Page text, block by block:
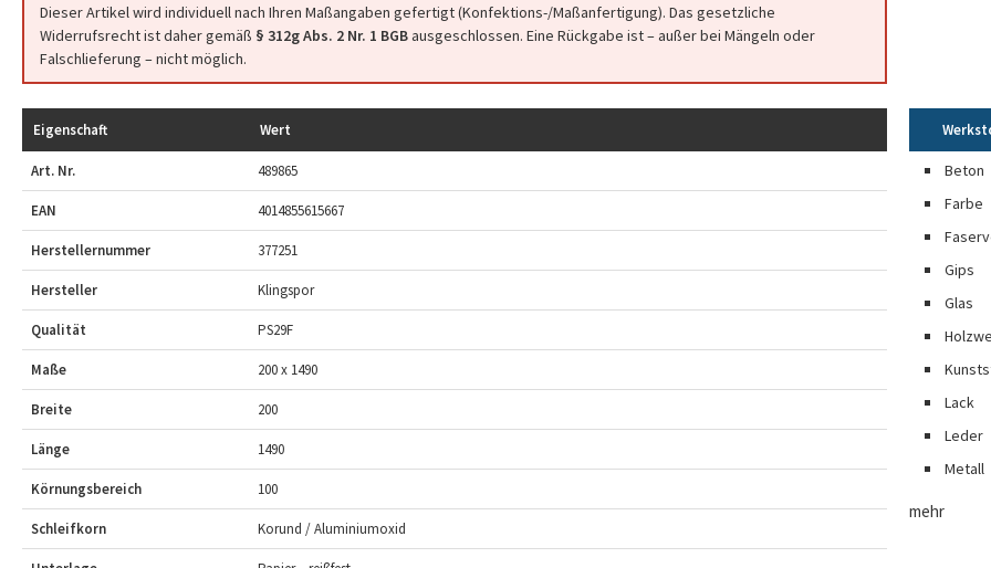
Dieser Artikel wird individuell nach Ihren Maßangaben gefertigt (Konfektions-/Maßanfertigung). Das gesetzliche
Widerrufsrecht ist daher gemäß § 312g Abs. 2 Nr. 1 BGBausgeschlossen. Eine Rückgabe ist – außer bei Mängeln oder
Falschlieferung – nicht möglich.
Eigenschaft Wert
Art. Nr. 489865
EAN 4014855615667
Herstellernummer 377251
Hersteller Klingspor
Qualität PS29F
Maße 200 x 1490
Breite 200
Länge 1490
Körnungsbereich 100
Schleifkorn Korund / Aluminiumoxid
Beton
Farbe
Gips
Glas
Lack
Leder
Metall
mehr